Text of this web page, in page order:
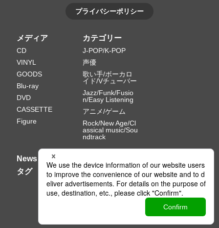
プライバシーポリシー
メディア
CD
VINYL
GOODS
Blu-ray
DVD
CASSETTE
Figure
カテゴリー
J-POP/K-POP
声優
歌い手/ボーカロ
イド/Vチューバー
Jazz/Funk/Fusio
n/Easy Listening
アニメ/ゲーム
Rock/New Age/Cl
assical music/Sou
ndtrack
News
タグ
Ⓒ PONY CANYON INC.